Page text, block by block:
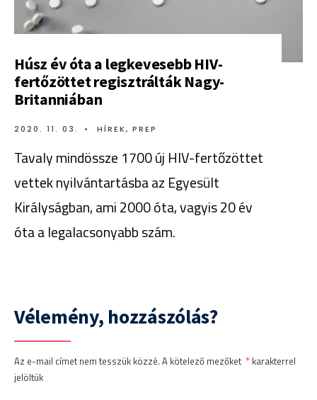
Húsz év óta a legkevesebb HIV-
fertőzöttet regisztrálták Nagy-
Britanniában
2020. 11. 03. • HÍREK, PREP
Tavaly mindössze 1700 új HIV-fertőzöttet
vettek nyilvántartásba az Egyesült
Királyságban, ami 2000 óta, vagyis 20 év
óta a legalacsonyabb szám.
Vélemény, hozzászólás?
Az e-mail címet nem tesszük közzé. A kötelező mezőket * karakterrel
jelöltük